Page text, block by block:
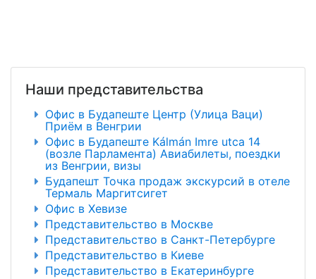
Наши представительства
Офис в Будапеште Центр (Улица Ваци)
Приём в Венгрии
Офис в Будапеште Kálmán Imre utca 14
(возле Парламента) Авиабилеты, поездки
из Венгрии, визы
Будапешт Точка продаж экскурсий в отеле
Термаль Маргитсигет
Офис в Хевизе
Представительство в Москве
Представительство в Санкт-Петербурге
Представительство в Киеве
Представительство в Екатеринбурге